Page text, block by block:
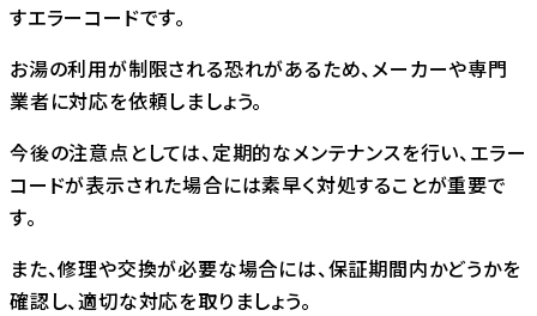
すエラーコードです。
お湯の利用が制限される恐れがあるため、メーカーや専門
業者に対応を依頼しましょう。
今後の注意点としては、定期的なメンテナンスを行い、エラー
コードが表示された場合には素早く対処することが重要で
す。
また、修理や交換が必要な場合には、保証期間内かどうかを
確認し、適切な対応を取りましょう。